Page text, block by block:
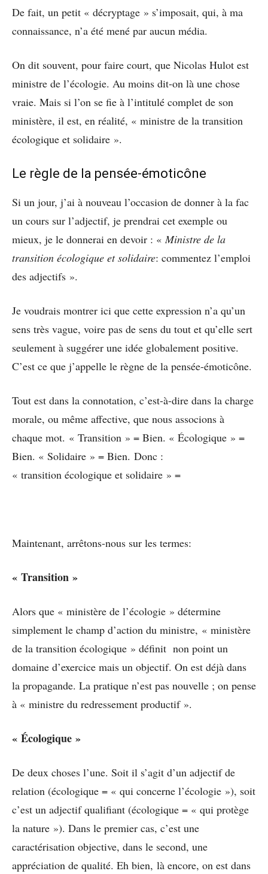
De fait, un petit « décryptage » s’imposait, qui, à ma
connaissance, n’a été mené par aucun média.
On dit souvent, pour faire court, que Nicolas Hulot est
ministre de l’écologie. Au moins dit-on là une chose
vraie. Mais si l’on se fie à l’intitulé complet de son
ministère, il est, en réalité, « ministre de la transition
écologique et solidaire ».
Le règle de la pensée-émoticône
Si un jour, j’ai à nouveau l’occasion de donner à la fac
un cours sur l’adjectif, je prendrai cet exemple ou
mieux, je le donnerai en devoir : « Ministre de la
transition écologique et solidaire: commentez l’emploi
des adjectifs ».
Je voudrais montrer ici que cette expression n’a qu’un
sens très vague, voire pas de sens du tout et qu’elle sert
seulement à suggérer une idée globalement positive.
C’est ce que j’appelle le règne de la pensée-émoticône.
Tout est dans la connotation, c’est-à-dire dans la charge
morale, ou même affective, que nous associons à
chaque mot. « Transition » = Bien. « Écologique » =
Bien. « Solidaire » = Bien. Donc :
« transition écologique et solidaire » =
Maintenant, arrêtons-nous sur les termes:
« Transition »
Alors que « ministère de l’écologie » détermine
simplement le champ d’action du ministre, « ministère
de la transition écologique » définit non point un
domaine d’exercice mais un objectif. On est déjà dans
la propagande. La pratique n’est pas nouvelle ; on pense
à « ministre du redressement productif ».
« Écologique »
De deux choses l’une. Soit il s’agit d’un adjectif de
relation (écologique = « qui concerne l’écologie »), soit
c’est un adjectif qualifiant (écologique = « qui protège
la nature »). Dans le premier cas, c’est une
caractérisation objective, dans le second, une
appréciation de qualité. Eh bien, là encore, on est dans